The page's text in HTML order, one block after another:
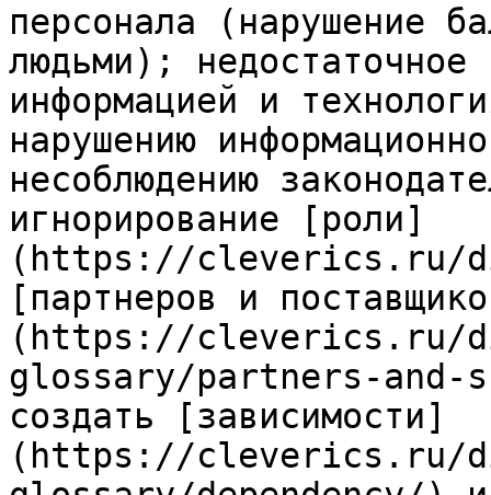
персонала (нарушение
людьми); недостаточное
информацией и
нарушению
несоблюдению
игнорирование [роли]
(https://cleverics.ru/
[партнеров и
(https://cleverics.ru/
glossary/partners-and-
создать [зависимости]
(https://cleverics.ru/